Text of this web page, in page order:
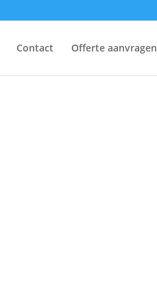
Contact Offerte aanvragen